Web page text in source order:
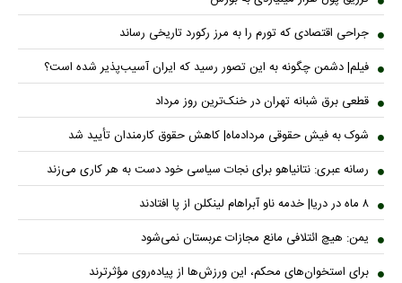
جراحی اقتصادی که تورم را به مرز رکورد تاریخی رساند
فیلم| دشمن چگونه به این تصور رسید که ایران آسیب‌پذیر شده است؟
قطعی برق شبانه تهران در خنک‌ترین روز مرداد
شوک به فیش حقوقی مردادماه| کاهش حقوق کارمندان تأیید شد
رسانه عبری: نتانیاهو برای نجات سیاسی خود دست به هر کاری می‌زند
۸ ماه در دریا| خدمه ناو آبراهام لینکلن از پا افتادند
یمن: هیچ ائتلافی مانع مجازات عربستان نمی‌شود
برای استخوان‌های محکم، این ورزش‌ها از پیاده‌روی مؤثرترند